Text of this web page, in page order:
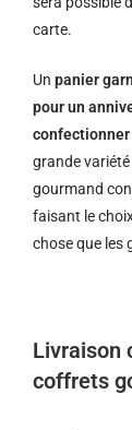
carte.
Un panier
pour un
confectionner
grande
gourmand
faisant le
chose que les
Livraison
coffrets